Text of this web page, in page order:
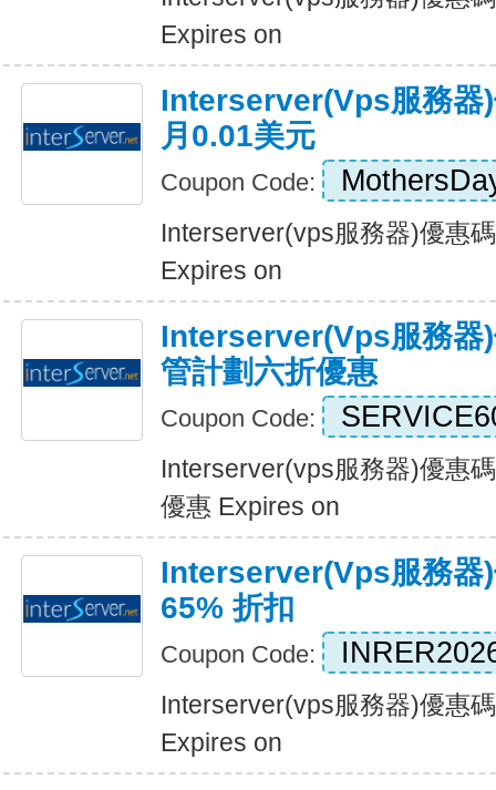
Expires on
Interserver(vps服務器
月0.01美元
Coupon Code:
Interserver(vps服務器)優惠
Expires on
Interserver(vps服務器
管計劃六折優惠
Coupon Code:
Interserver(vps服務器)優惠
優惠 Expires on
Interserver(vps服務器
65% 折扣
Coupon Code:
Interserver(vps服務器)優惠
Expires on